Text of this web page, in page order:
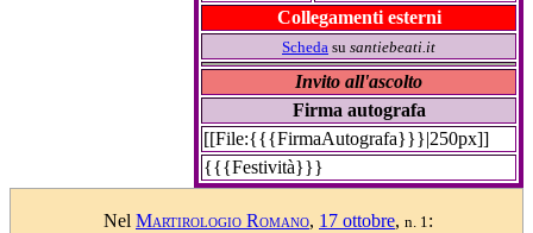
Collegamenti esterni
Scheda su santiebeati.it
Invito all'ascolto
Firma autografa
[[File:{{{FirmaAutografa}}}|250px]]
{{{Festività}}}
Nel Martirologio Romano, 17 ottobre, n. 1: